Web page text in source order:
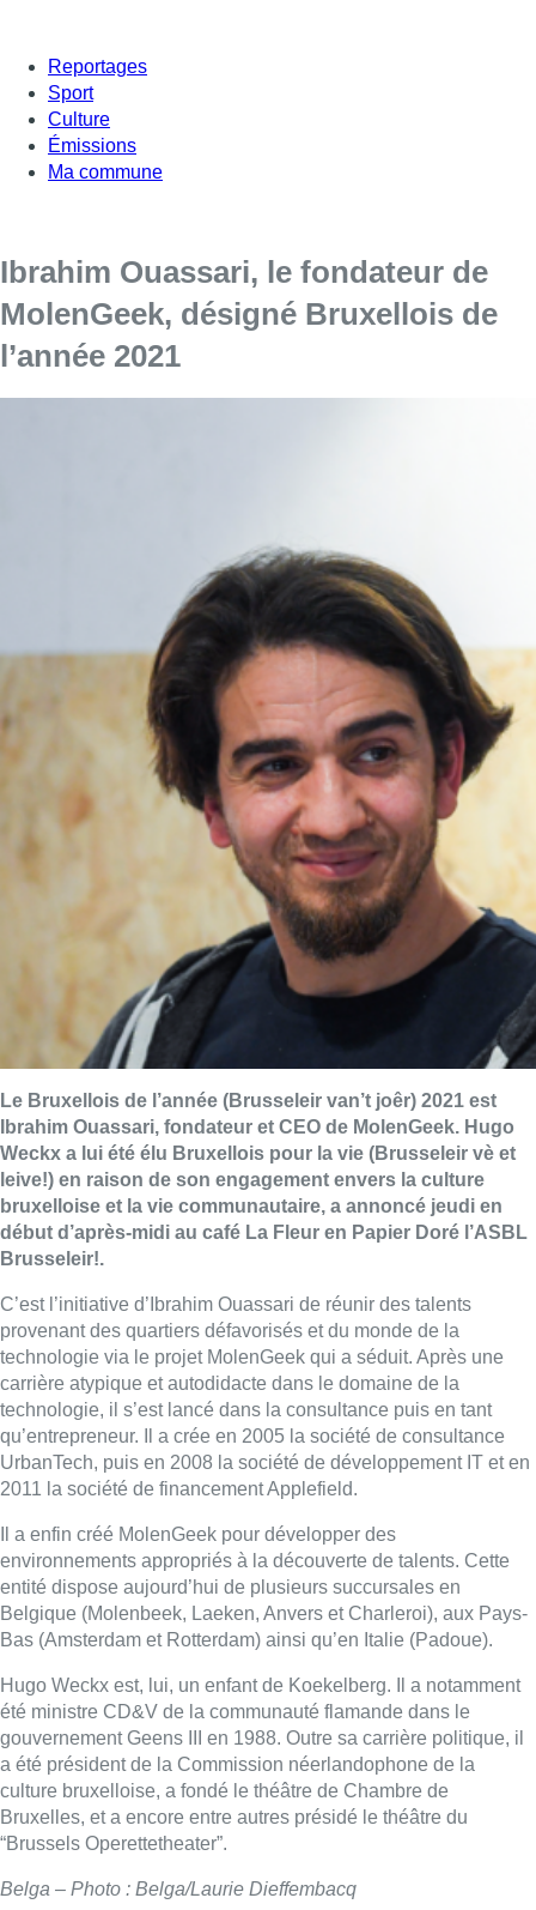
Reportages
Sport
Culture
Émissions
Ma commune
Ibrahim Ouassari, le fondateur de
MolenGeek, désigné Bruxellois de
l’année 2021
Le Bruxellois de l’année (Brusseleir van’t joêr) 2021 est
Ibrahim Ouassari, fondateur et CEO de MolenGeek. Hugo
Weckx a lui été élu Bruxellois pour la vie (Brusseleir vè et
leive!) en raison de son engagement envers la culture
bruxelloise et la vie communautaire, a annoncé jeudi en
début d’après-midi au café La Fleur en Papier Doré l’ASBL
Brusseleir!.
C’est l’initiative d’Ibrahim Ouassari de réunir des talents
provenant des quartiers défavorisés et du monde de la
technologie via le projet MolenGeek qui a séduit. Après une
carrière atypique et autodidacte dans le domaine de la
technologie, il s’est lancé dans la consultance puis en tant
qu’entrepreneur. Il a crée en 2005 la société de consultance
UrbanTech, puis en 2008 la société de développement IT et en
2011 la société de financement Applefield.
Il a enfin créé MolenGeek pour développer des
environnements appropriés à la découverte de talents. Cette
entité dispose aujourd’hui de plusieurs succursales en
Belgique (Molenbeek, Laeken, Anvers et Charleroi), aux Pays-
Bas (Amsterdam et Rotterdam) ainsi qu’en Italie (Padoue).
Hugo Weckx est, lui, un enfant de Koekelberg. Il a notamment
été ministre CD&V de la communauté flamande dans le
gouvernement Geens III en 1988. Outre sa carrière politique, il
a été président de la Commission néerlandophone de la
culture bruxelloise, a fondé le théâtre de Chambre de
Bruxelles, et a encore entre autres présidé le théâtre du
“Brussels Operettetheater”.
Belga – Photo : Belga/Laurie Dieffembacq